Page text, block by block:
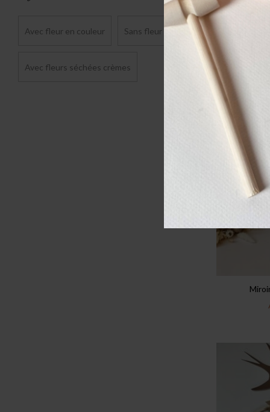
Avec fleur en couleur Sans fleur
Avec fleurs séchées crèmes